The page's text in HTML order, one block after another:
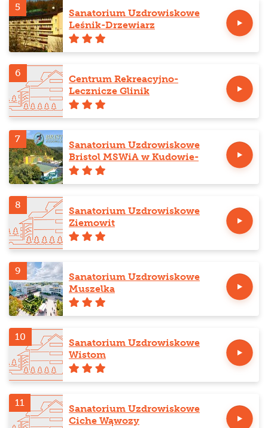
5
Sanatorium Uzdrowiskowe
Leśnik-Drzewiarz
6
Centrum Rekreacyjno-
Lecznicze Glinik
7
Sanatorium Uzdrowiskowe
Bristol MSWiA w Kudowie-
Zdroju
8
Sanatorium Uzdrowiskowe
Ziemowit
9
Sanatorium Uzdrowiskowe
Muszelka
10
Sanatorium Uzdrowiskowe
Wistom
11
Sanatorium Uzdrowiskowe
Ciche Wąwozy